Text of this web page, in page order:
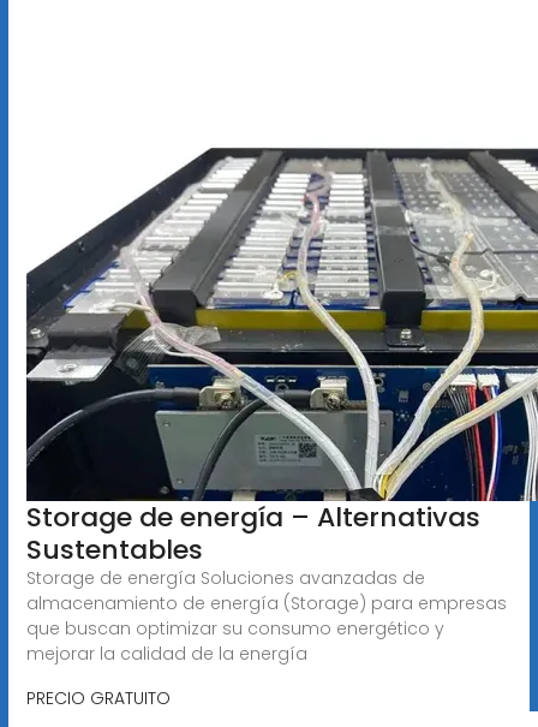
Storage de energía – Alternativas
Sustentables
Storage de energía Soluciones avanzadas de
almacenamiento de energía (Storage) para empresas
que buscan optimizar su consumo energético y
mejorar la calidad de la energía
PRECIO GRATUITO